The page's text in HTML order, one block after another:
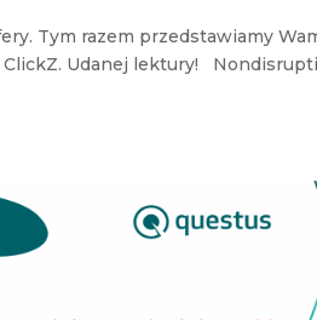
Tym razem przedstawiamy
ClickZ. Udanej lektury!